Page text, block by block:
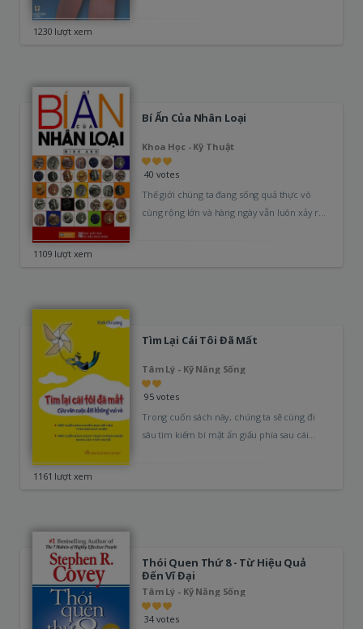
1230 lượt xem
Bí Ẩn Của Nhân Loại
Khoa Học - Kỹ Thuật
40 votes
Thế giới chúng ta đang sống quả thực vô
cùng rộng lớn và hàng ngày vẫn luôn xảy ra
1109 lượt xem
Tìm Lại Cái Tôi Đã Mất
Tâm Lý - Kỹ Năng Sống
95 votes
Trong cuốn sách này, chúng ta sẽ cùng đi
sâu tìm kiếm bí mật ẩn giấu phía sau cái
1161 lượt xem
Thói Quen Thứ 8 - Từ Hiệu Quả
Đến Vĩ Đại
Tâm Lý - Kỹ Năng Sống
34 votes